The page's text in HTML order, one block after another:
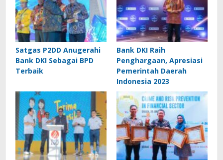
Satgas P2DD Anugerahi
Bank DKI Sebagai BPD
Terbaik
Bank DKI Raih
Penghargaan, Apresiasi
Pemerintah Daerah
Indonesia 2023